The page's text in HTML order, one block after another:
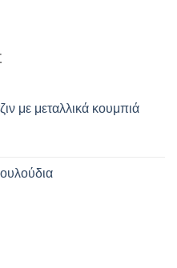
με μεταλλικά κουμπιά